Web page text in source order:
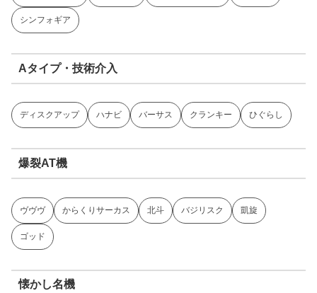
シンフォギア
Aタイプ・技術介入
ディスクアップ ハナビ バーサス クランキー ひぐらし
爆裂AT機
ヴヴヴ からくりサーカス 北斗 バジリスク 凱旋
ゴッド
懐かし名機